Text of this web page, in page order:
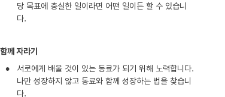
당 목표에 충실한 일이라면 어떤 일이든 할 수 있습니
다.
함께 자라기
•
서로에게 배울 것이 있는 동료가 되기 위해 노력합니다.
나만 성장하지 않고 동료와 함께 성장하는 법을 찾습니
다.